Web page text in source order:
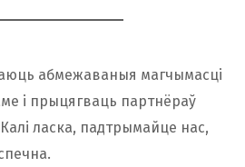
абмежаваныя магчымасці
і прыцягваць партнёраў
ласка, падтрымайце нас,